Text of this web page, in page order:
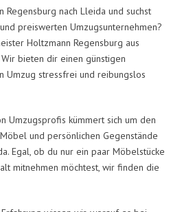
Regensburg nach Lleida und suchst
preiswerten Umzugsunternehmen?
Holtzmann Regensburg aus
bieten dir einen günstigen
Umzug stressfrei und reibungslos
Umzugsprofis kümmert sich um den
und persönlichen Gegenstände
Egal, ob du nur ein paar Möbelstücke
mitnehmen möchtest, wir finden die